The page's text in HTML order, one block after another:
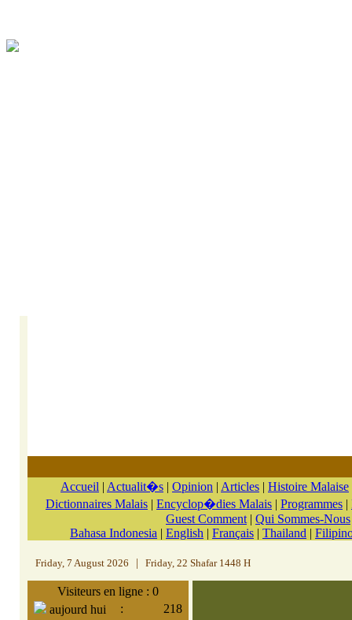
Accueil | Actualit�s | Opinion | Articles | Histoire Malaise
Dictionnaires Malais | Encyclop�dies Malais | Programmes |
Guest Comment | Qui Sommes-Nous
Bahasa Indonesia | English | Français | Thailand |
Friday, 7 August 2026 Friday, 22 Shafar 1448 H
Visiteurs en ligne : 0
aujourd hui
:
218